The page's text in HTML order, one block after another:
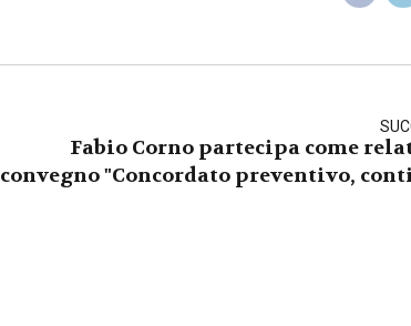
Fabio Corno partecipa come
convegno "Concordato preventivo,